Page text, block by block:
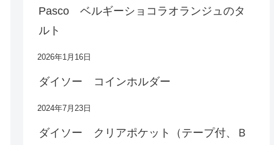
Pasco ベルギーショコラオランジュのタ
ルト
2026年1月16日
ダイソー コインホルダー
2024年7月23日
ダイソー クリアポケット（テープ付、Ｂ